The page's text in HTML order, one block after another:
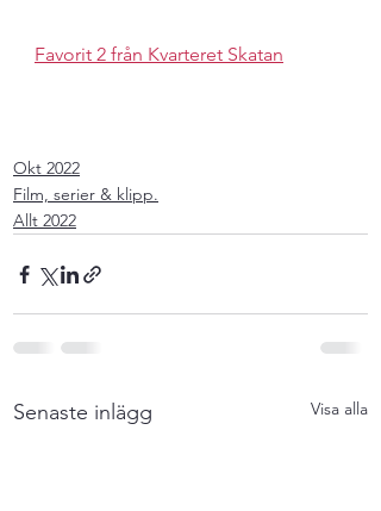
Favorit 2 från Kvarteret Skatan
Okt 2022
Film, serier & klipp.
Allt 2022
Senaste inlägg Visa alla